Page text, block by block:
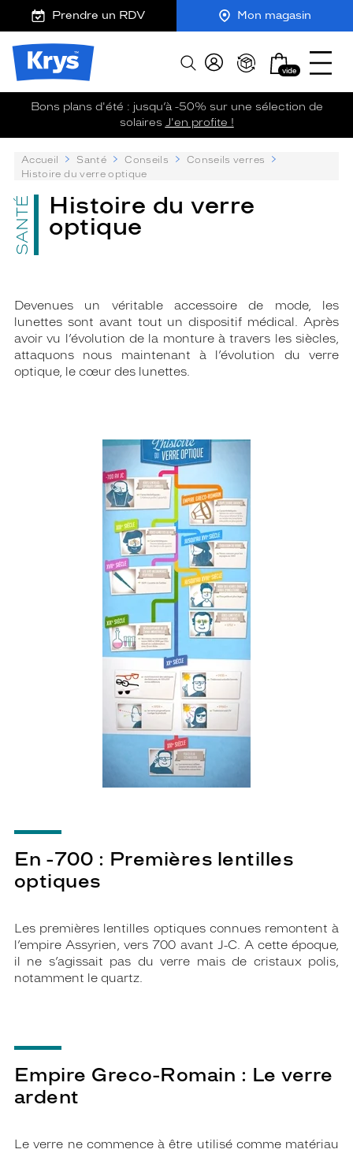
AU
Opticien
Krys
confiance
Prendre un RDV Mon magasin
Afficher
recherche
Mon
panier
vide
Ouvrir
menu
Bons plans d'été : jusqu’à -50% sur une sélection de
solaires J'en profite !
Accueil Santé Conseils
Conseils verres
Histoire du verre optique
SANTÉ Histoire du verre
optique
Devenues un véritable accessoire de mode, les
lunettes sont avant tout un dispositif médical. Après
avoir vu l’évolution de la monture à travers les siècles,
attaquons nous maintenant à l’évolution du verre
optique, le cœur des lunettes.
En -700 : Premières lentilles
optiques
Les premières lentilles optiques connues remontent à
l’empire Assyrien, vers 700 avant J-C. A cette époque,
il ne s’agissait pas du verre mais de cristaux polis,
notamment le quartz.
Empire Greco-Romain : Le verre
ardent
Le verre ne commence à être utilisé comme matériau